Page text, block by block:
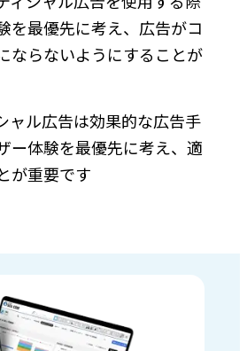
を最優先に考え、広告がコ
ならないようにすることが
ャル広告は効果的な広告手
ー体験を最優先に考え、適
が重要です